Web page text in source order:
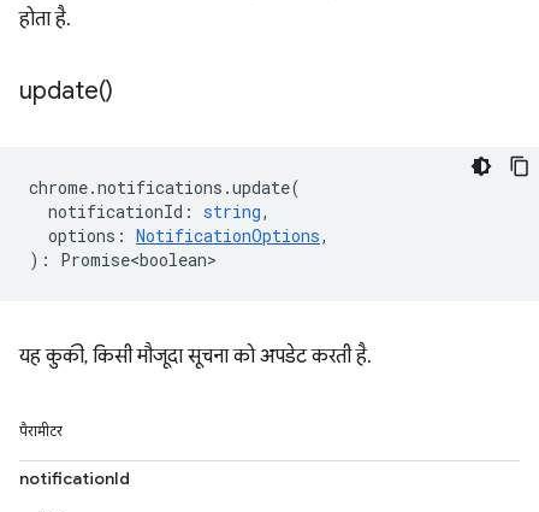
होता है.
update()
chrome.notifications .update(
notificationId : string,
options : NotificationOptions,
) : Promise<boolean>
यह कुकी, किसी मौजूदा सूचना को अपडेट करती है.
पैरामीटर
notificationId